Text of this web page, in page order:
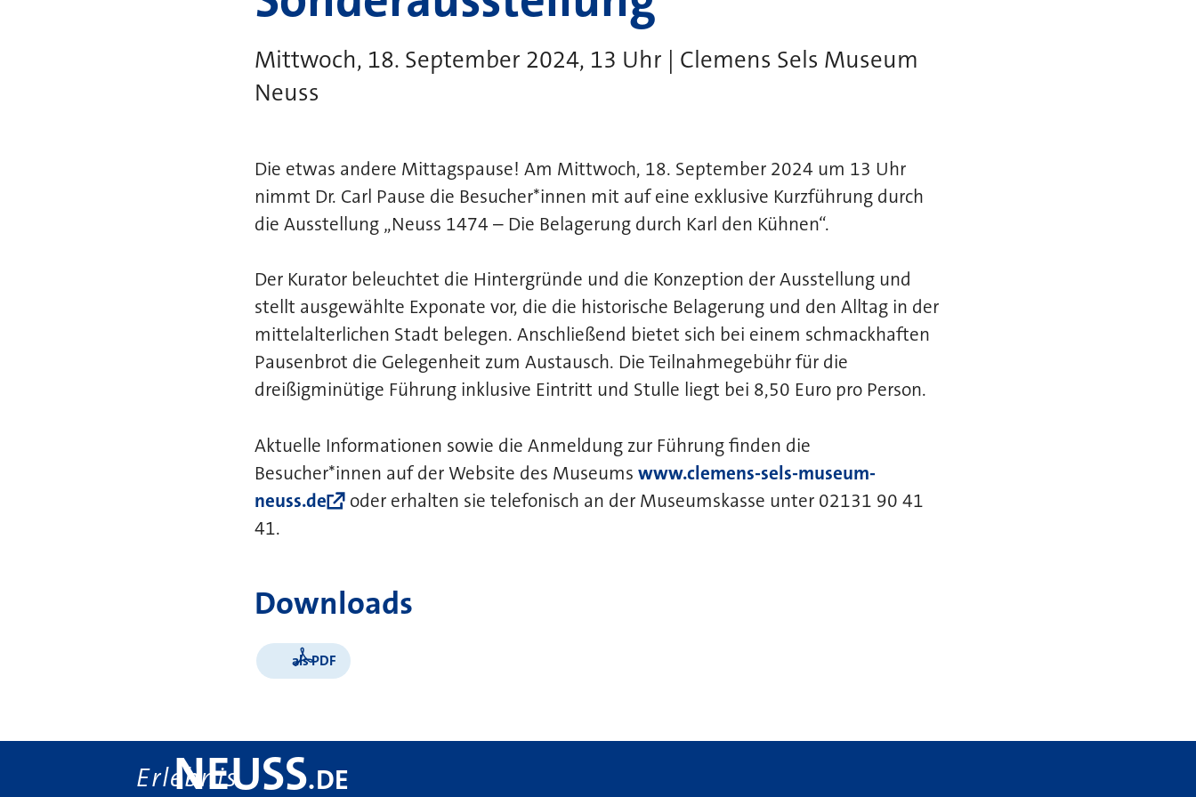
Mittwoch, 18. September 2024, 13 Uhr | Clemens Sels Museum
Neuss
Die etwas andere Mittagspause! Am Mittwoch, 18. September 2024 um 13 Uhr
nimmt Dr. Carl Pause die Besucher*innen mit auf eine exklusive Kurzführung durch
die Ausstellung „Neuss 1474 – Die Belagerung durch Karl den Kühnen“.
Der Kurator beleuchtet die Hintergründe und die Konzeption der Ausstellung und
stellt ausgewählte Exponate vor, die die historische Belagerung und den Alltag in der
mittelalterlichen Stadt belegen. Anschließend bietet sich bei einem schmackhaften
Pausenbrot die Gelegenheit zum Austausch. Die Teilnahmegebühr für die
dreißigminütige Führung inklusive Eintritt und Stulle liegt bei 8,50 Euro pro Person.
Aktuelle Informationen sowie die Anmeldung zur Führung finden die
Besucher*innen auf der Website des Museums www.clemens-sels-museum-
neuss.de
oder erhalten sie telefonisch an der Museumskasse unter 02131 90 41
41.
Downloads
als PDF
Erlebnis
NEUSS.DE